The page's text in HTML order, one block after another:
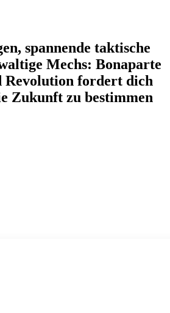
spannende taktische
Mechs: Bonaparte
Revolution fordert dich
Zukunft zu bestimmen